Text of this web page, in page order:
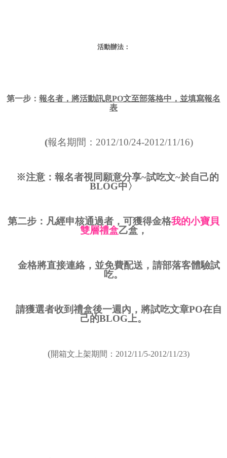
活動辦法：
第一步： 報名者，將活動訊息PO文至部落格中，並填寫報名
表
(報名期間：2012/10/24-2012/11/16)
※注意：報名者視同願意分享~試吃文~於自己的
BLOG中〉
第二步：凡經申核通過者，可獲得金格我的小寶貝
雙層禮盒乙盒，
金格將直接連絡，並免費配送，請部落客體驗試
吃。
請獲選者收到禮盒後一週內，將試吃文章PO在自
己的BLOG上。
(開箱文上架期間： 2012/11/5-2012/11/23)